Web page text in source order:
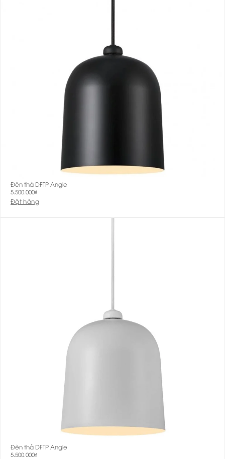
Đèn thả DFTP Angle
5.500.000₫
Đặt hàng
Đèn thả DFTP Angle
5.500.000₫